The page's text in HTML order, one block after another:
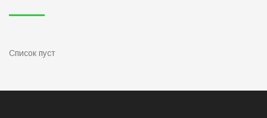
Список пуст